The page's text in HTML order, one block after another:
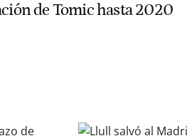
de Tomic hasta 2020